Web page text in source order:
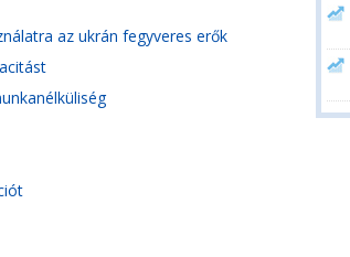
az ukrán fegyveres erők